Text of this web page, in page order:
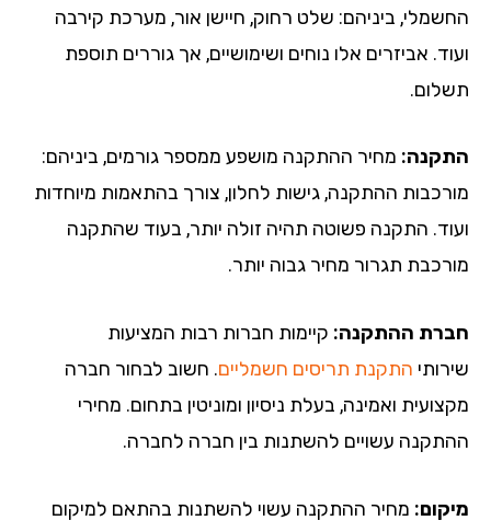
ביניהם: שלט רחוק, חיישן אור, מערכת קירבה
אביזרים אלו נוחים ושימושיים, אך גוררים תוספת
מחיר ההתקנה מושפע ממספר גורמים, ביניהם:
ההתקנה, גישות לחלון, צורך בהתאמות מיוחדות
התקנה פשוטה תהיה זולה יותר, בעוד שהתקנה
תגרור מחיר גבוה יותר.
ההתקנה:קיימות חברות רבות המציעות
התקנת תריסים חשמליים. חשוב לבחור חברה
ואמינה, בעלת ניסיון ומוניטין בתחום. מחירי
עשויים להשתנות בין חברה לחברה.
מחיר ההתקנה עשוי להשתנות בהתאם למיקום